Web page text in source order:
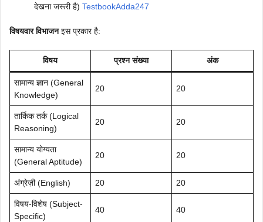
देखना जरूरी है) TestbookAdda247
विषयवार विभाजनइस प्रकार है:
विषय प्रश्न संख्या अंक
सामान्य ज्ञान (General
Knowledge)
20 20
तार्किक तर्क (Logical
Reasoning)
20 20
सामान्य योग्यता
(General Aptitude)
20 20
अंग्रेज़ी (English) 20 20
विषय-विशेष (Subject-
Specific)
40 40